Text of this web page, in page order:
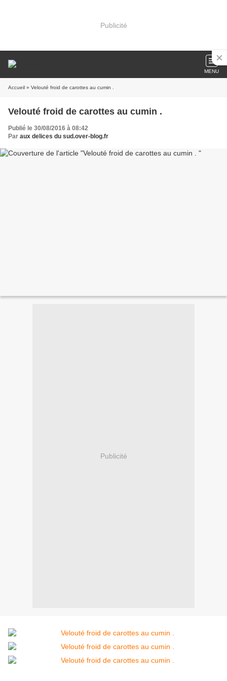
Publicité
MENU
Accueil » Velouté froid de carottes au cumin .
Velouté froid de carottes au cumin .
Publié le 30/08/2016 à 08:42
Par aux delices du sud.over-blog.fr
Publicité